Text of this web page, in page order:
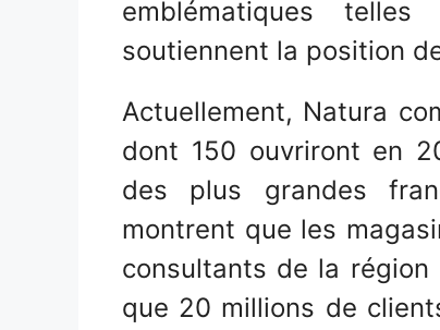
emblématiques
soutiennent la position
Actuellement, Natura
dont 150 ouvriront en
des plus grandes
montrent que les
consultants de la région
que 20 millions de